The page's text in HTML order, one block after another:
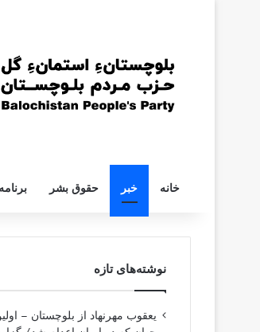
خانه خبر حقوق بشر
نوشته‌های تازه
یعقوب مهرنهاد از بلوچستان –